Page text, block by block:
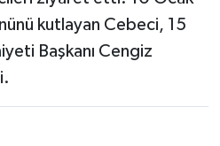
kutlayan Cebeci, 15
Başkanı Cengiz